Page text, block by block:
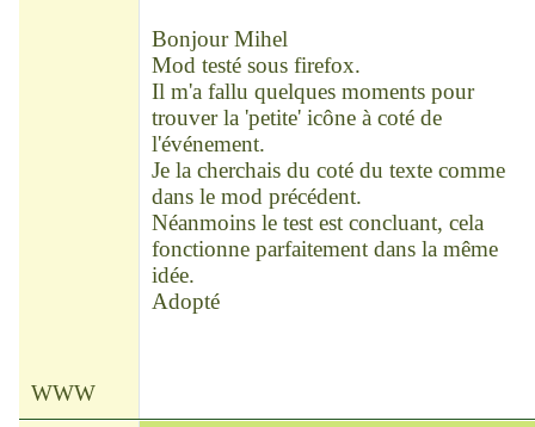
Bonjour Mihel
Mod testé sous firefox.
Il m'a fallu quelques moments pour
trouver la 'petite' icône à coté de
l'événement.
Je la cherchais du coté du texte comme
dans le mod précédent.
Néanmoins le test est concluant, cela
fonctionne parfaitement dans la même
idée.
Adopté
WWW